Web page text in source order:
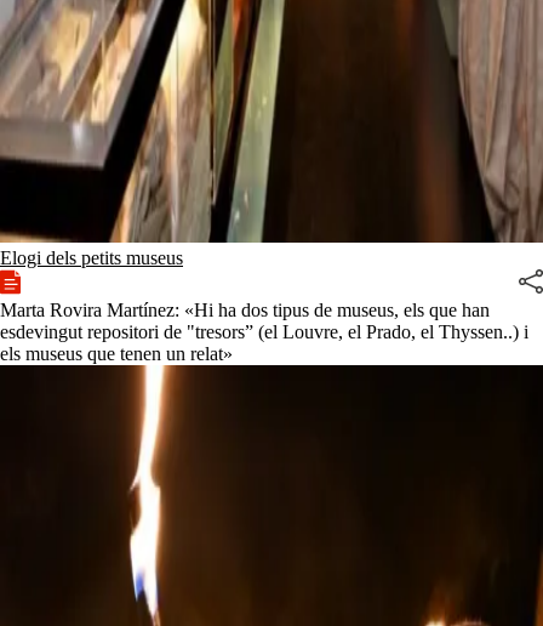
Elogi dels petits museus
Marta Rovira Martínez: «Hi ha dos tipus de museus, els que han
esdevingut repositori de "tresors” (el Louvre, el Prado, el Thyssen..) i
els museus que tenen un relat»